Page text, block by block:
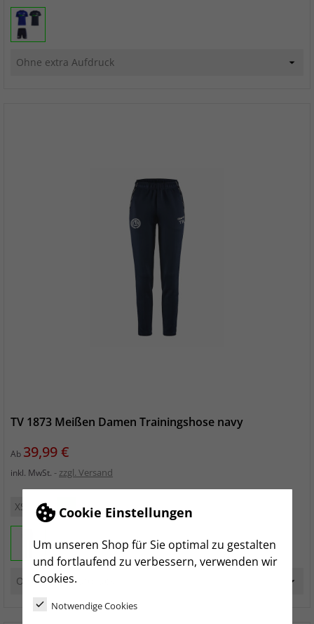
Cookie Einstellungen
Um unseren Shop für Sie optimal zu gestalten
und fortlaufend zu verbessern, verwenden wir
Cookies.
Notwendige Cookies
TV 1873 Meißen Damen Trainingshose navy
Ab Preis
39,99 €
inkl. MwSt. zzgl. Versand
XS S M L XL XXL